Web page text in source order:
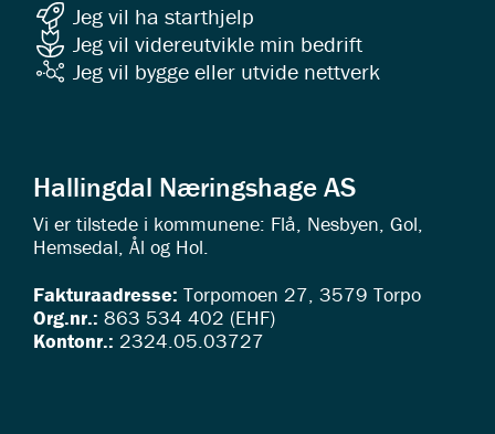
Jeg vil ha starthjelp
Jeg vil videreutvikle min bedrift
Jeg vil bygge eller utvide nettverk
Hallingdal Næringshage AS
Vi er tilstede i kommunene: Flå, Nesbyen, Gol,
Hemsedal, Ål og Hol.
Fakturaadresse: Torpomoen 27, 3579 Torpo
Org.nr.: 863 534 402 (EHF)
Kontonr.: 2324.05.03727